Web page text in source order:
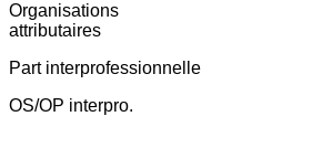
Organisations
attributaires
Part interprofessionnelle
OS/OP interpro.